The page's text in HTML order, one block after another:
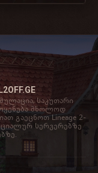
საკუთარი
მხოლოდ
გაეცნოთ Lineage 2-
სერვერებზე